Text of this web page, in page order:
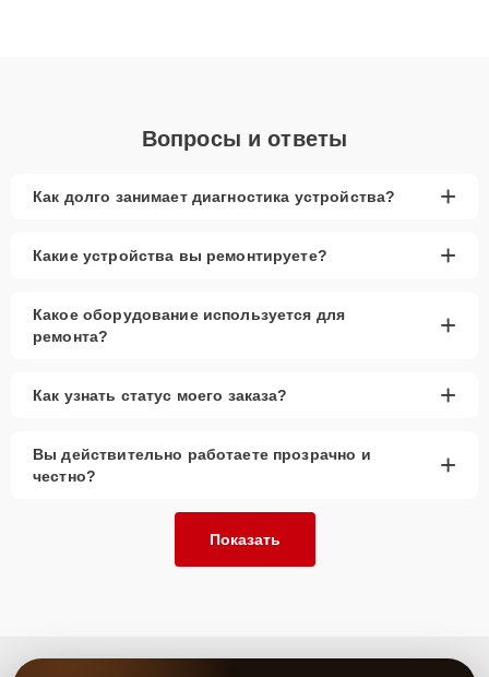
Вопросы и ответы
Как долго занимает диагностика устройства? +
Какие устройства вы ремонтируете? +
Какое оборудование используется для
ремонта?
+
Как узнать статус моего заказа? +
Вы действительно работаете прозрачно и
честно?
+
Показать